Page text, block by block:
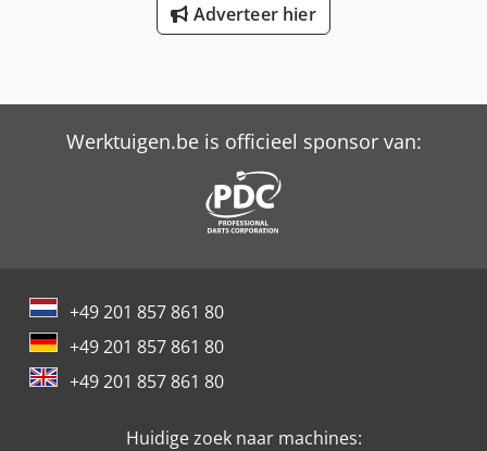
Adverteer hier
Werktuigen.be is officieel sponsor van:
+49 201 857 861 80
+49 201 857 861 80
+49 201 857 861 80
Huidige zoek naar machines: